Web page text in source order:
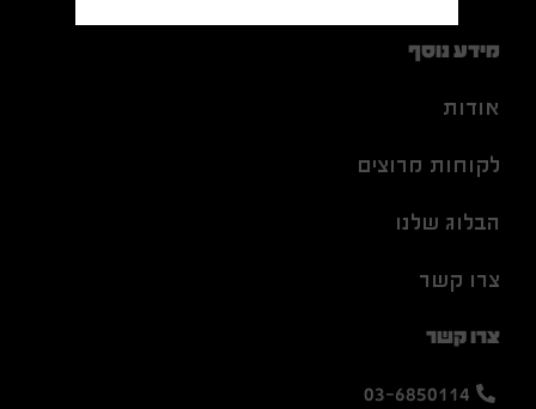
מידע נוסף
אודות
לקוחות מרוצים
הבלוג שלנו
צרו קשר
צרו קשר
03-6850114